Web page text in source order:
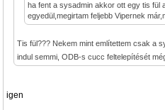
ha fent a sysadmin akkor ott egy tis fül
egyedül,megirtam feljebb Vipernek
Tis fül??? Nekem mint említettem csak a
indul semmi, ODB-s cucc feltelepítését
igen